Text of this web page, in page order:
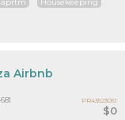
Housekeeping
$0
Airbnb
PR43523051